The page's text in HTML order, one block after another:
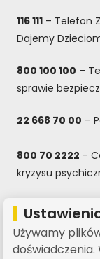
116 111 – Telefon
Dajemy
800 100 100 –
sprawie
22 668 70 00 –
800 70 2222 –
kryzysu
800 080 222
–
i młodzieży,
Używamy